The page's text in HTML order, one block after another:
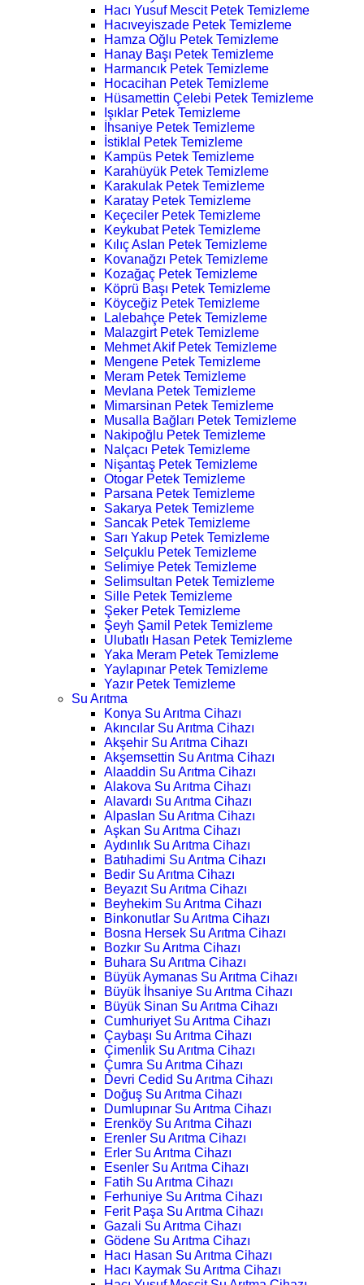
Hacı Yusuf Mescit Petek Temizleme
Hacıveyiszade Petek Temizleme
Hamza Oğlu Petek Temizleme
Hanay Başı Petek Temizleme
Harmancık Petek Temizleme
Hocacihan Petek Temizleme
Hüsamettin Çelebi Petek Temizleme
Işıklar Petek Temizleme
İhsaniye Petek Temizleme
İstiklal Petek Temizleme
Kampüs Petek Temizleme
Karahüyük Petek Temizleme
Karakulak Petek Temizleme
Karatay Petek Temizleme
Keçeciler Petek Temizleme
Keykubat Petek Temizleme
Kılıç Aslan Petek Temizleme
Kovanağzı Petek Temizleme
Kozağaç Petek Temizleme
Köprü Başı Petek Temizleme
Köyceğiz Petek Temizleme
Lalebahçe Petek Temizleme
Malazgirt Petek Temizleme
Mehmet Akif Petek Temizleme
Mengene Petek Temizleme
Meram Petek Temizleme
Mevlana Petek Temizleme
Mimarsinan Petek Temizleme
Musalla Bağları Petek Temizleme
Nakipoğlu Petek Temizleme
Nalçacı Petek Temizleme
Nişantaş Petek Temizleme
Otogar Petek Temizleme
Parsana Petek Temizleme
Sakarya Petek Temizleme
Sancak Petek Temizleme
Sarı Yakup Petek Temizleme
Selçuklu Petek Temizleme
Selimiye Petek Temizleme
Selimsultan Petek Temizleme
Sille Petek Temizleme
Şeker Petek Temizleme
Şeyh Şamil Petek Temizleme
Ulubatlı Hasan Petek Temizleme
Yaka Meram Petek Temizleme
Yaylapınar Petek Temizleme
Yazır Petek Temizleme
Su Arıtma
Konya Su Arıtma Cihazı
Akıncılar Su Arıtma Cihazı
Akşehir Su Arıtma Cihazı
Akşemsettin Su Arıtma Cihazı
Alaaddin Su Arıtma Cihazı
Alakova Su Arıtma Cihazı
Alavardı Su Arıtma Cihazı
Alpaslan Su Arıtma Cihazı
Aşkan Su Arıtma Cihazı
Aydınlık Su Arıtma Cihazı
Batıhadimi Su Arıtma Cihazı
Bedir Su Arıtma Cihazı
Beyazıt Su Arıtma Cihazı
Beyhekim Su Arıtma Cihazı
Binkonutlar Su Arıtma Cihazı
Bosna Hersek Su Arıtma Cihazı
Bozkır Su Arıtma Cihazı
Buhara Su Arıtma Cihazı
Büyük Aymanas Su Arıtma Cihazı
Büyük İhsaniye Su Arıtma Cihazı
Büyük Sinan Su Arıtma Cihazı
Cumhuriyet Su Arıtma Cihazı
Çaybaşı Su Arıtma Cihazı
Çimenlik Su Arıtma Cihazı
Çumra Su Arıtma Cihazı
Devri Cedid Su Arıtma Cihazı
Doğuş Su Arıtma Cihazı
Dumlupınar Su Arıtma Cihazı
Erenköy Su Arıtma Cihazı
Erenler Su Arıtma Cihazı
Erler Su Arıtma Cihazı
Esenler Su Arıtma Cihazı
Fatih Su Arıtma Cihazı
Ferhuniye Su Arıtma Cihazı
Ferit Paşa Su Arıtma Cihazı
Gazali Su Arıtma Cihazı
Gödene Su Arıtma Cihazı
Hacı Hasan Su Arıtma Cihazı
Hacı Kaymak Su Arıtma Cihazı